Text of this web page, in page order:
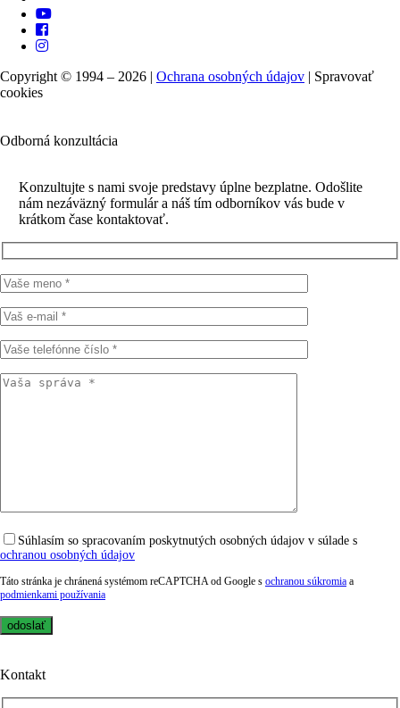
Copyright © 1994 – 2026 | Ochrana osobných údajov | Spravovať
cookies
Odborná konzultácia
Konzultujte s nami svoje predstavy úplne bezplatne. Odošlite
nám nezáväzný formulár a náš tím odborníkov vás bude v
krátkom čase kontaktovať.
Súhlasím so spracovaním poskytnutých osobných údajov v súlade s
ochranou osobných údajov
Táto stránka je chránená systémom reCAPTCHA od Google s ochranou súkromia a
podmienkami používania
Kontakt